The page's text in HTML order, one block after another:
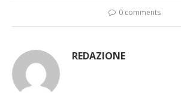
0 comments
REDAZIONE